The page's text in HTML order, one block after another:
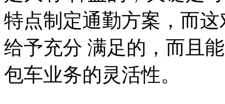
特点制定通勤方案，而
给予充分 满足的，而且
包车业务的灵活性。